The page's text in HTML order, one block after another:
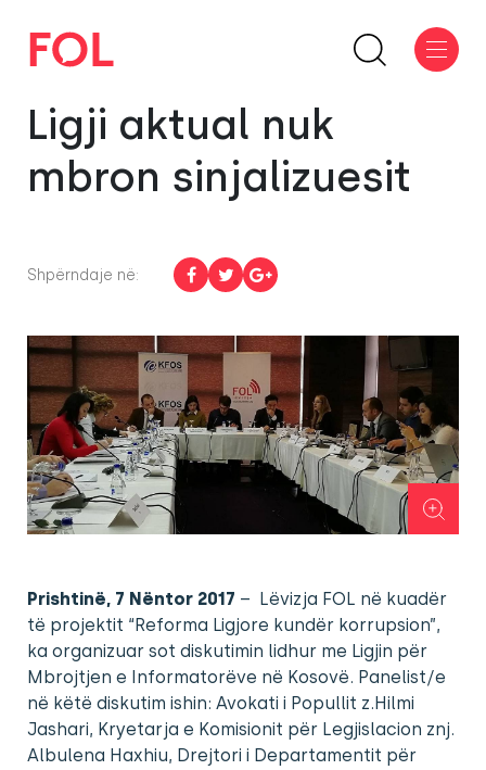
Ligji aktual nuk
mbron sinjalizuesit
Shpërndaje në:
Prishtinë, 7 Nëntor 2017 – Lëvizja FOL në kuadër
të projektit “Reforma Ligjore kundër korrupsion”,
ka organizuar sot diskutimin lidhur me Ligjin për
Mbrojtjen e Informatorëve në Kosovë. Panelist/e
në këtë diskutim ishin: Avokati i Popullit z.Hilmi
Jashari, Kryetarja e Komisionit për Legjislacion znj.
Albulena Haxhiu, Drejtori i Departamentit për